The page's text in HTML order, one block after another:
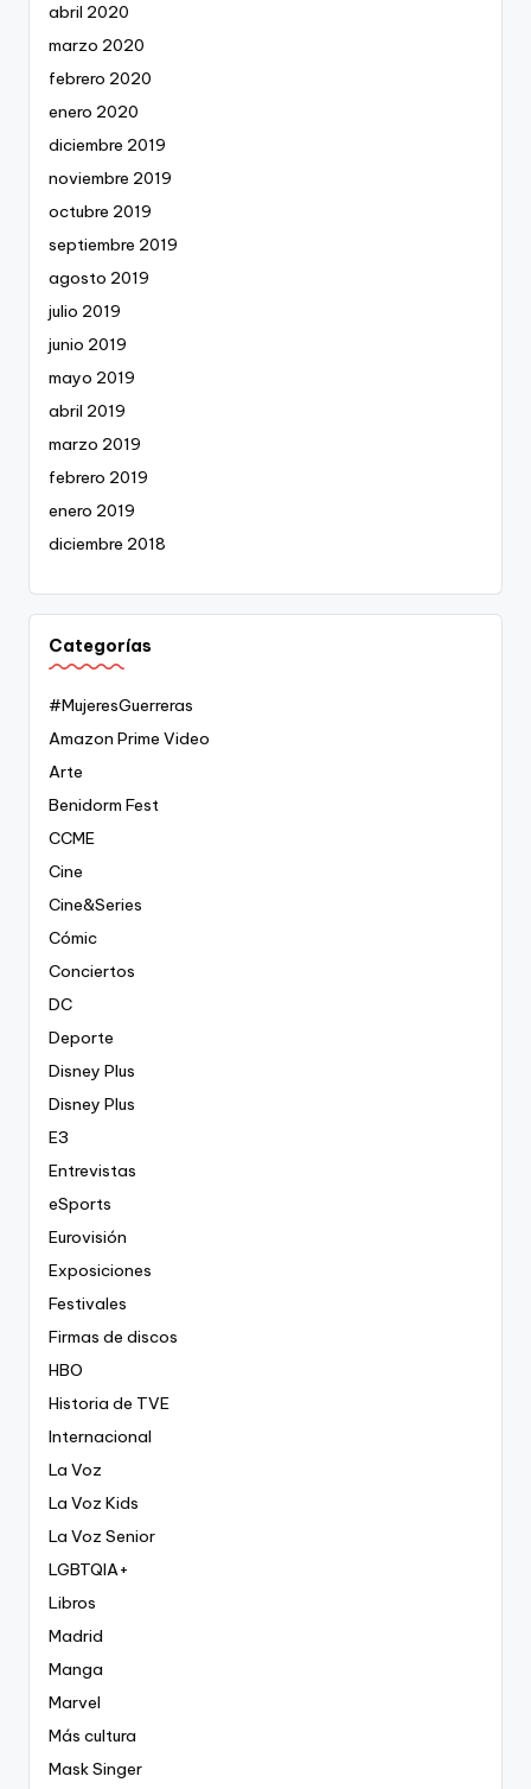
abril 2020
marzo 2020
febrero 2020
enero 2020
diciembre 2019
noviembre 2019
octubre 2019
septiembre 2019
agosto 2019
julio 2019
junio 2019
mayo 2019
abril 2019
marzo 2019
febrero 2019
enero 2019
diciembre 2018
Categorías
#MujeresGuerreras
Amazon Prime Video
Arte
Benidorm Fest
CCME
Cine
Cine&Series
Cómic
Conciertos
DC
Deporte
Disney Plus
Disney Plus
E3
Entrevistas
eSports
Eurovisión
Exposiciones
Festivales
Firmas de discos
HBO
Historia de TVE
Internacional
La Voz
La Voz Kids
La Voz Senior
LGBTQIA+
Libros
Madrid
Manga
Marvel
Más cultura
Mask Singer